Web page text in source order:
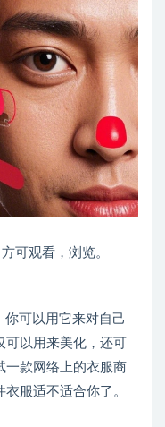
可观看，浏览。
你可以用它来对自己
以用来美化，还可
一款网络上的衣服商
服适不适合你了。